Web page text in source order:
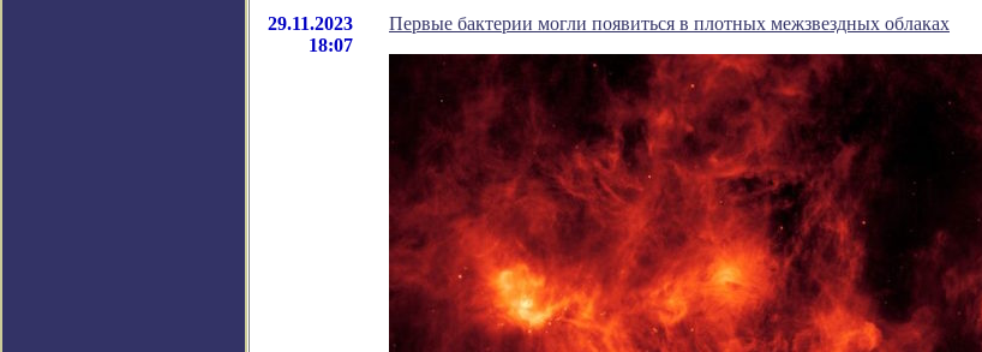
29.11.2023
18:07
Первые бактерии могли появиться в плотных межзвездных облаках